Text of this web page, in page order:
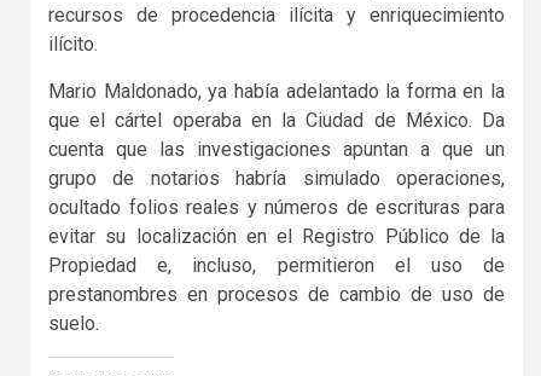
recursos de procedencia ilícita y enriquecimiento
ilícito.
Mario Maldonado, ya había adelantado la forma en la
que el cártel operaba en la Ciudad de México. Da
cuenta que las investigaciones apuntan a que un
grupo de notarios habría simulado operaciones,
ocultado folios reales y números de escrituras para
evitar su localización en el Registro Público de la
Propiedad e, incluso, permitieron el uso de
prestanombres en procesos de cambio de uso de
suelo.